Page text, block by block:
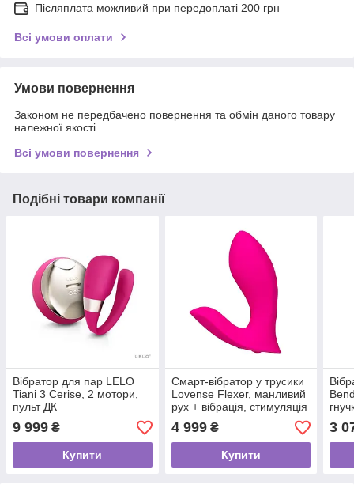
Післяплата можливий при передоплаті 200 грн
Всі умови оплати
Умови повернення
Законом не передбачено повернення та обмін даного товару
належної якості
Всі умови повернення
Подібні товари компанії
Вібратор для пар LELO
Tiani 3 Cerise, 2 мотори,
пульт ДК
9 999 ₴
Купити
Смарт-вібратор у трусики
Lovense Flexer, манливий
рух + вібрація, стимуляція
клітора та точки G
4 999₴
Купити
3